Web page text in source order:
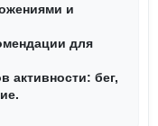
и
для
активности: бег,